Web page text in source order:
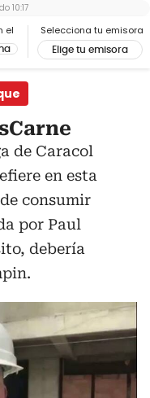
el Selecciona tu emisora
Elige tu emisora
10:17
de Caracol
en esta
consumir
por Paul
debería